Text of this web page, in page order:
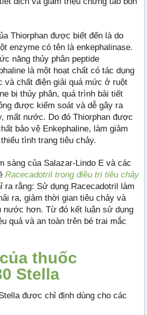
Thiorphan được biết đến là do
enzyme có tên là enkephalinase.
năng thủy phân peptide
là một hoạt chất có tác dụng
và chất điện giải quá mức ở ruột
bị thủy phân, quá trình bài tiết
được kiểm soát và dễ gây ra
mất nước. Do đó Thiorphan được
bảo vệ Enkephaline, làm giảm
tình trạng tiêu chảy.
sàng của Salazar-Lindo E và các
Racecadotril trong điều trị tiêu chảy
ra rằng: Sử dụng Racecadotril làm
ra, giảm thời gian tiêu chảy và
nước hơn. Từ đó kết luận sử dụng
quả và an toàn trên bé trai mắc
thuốc
Stella
được chỉ định dùng cho các